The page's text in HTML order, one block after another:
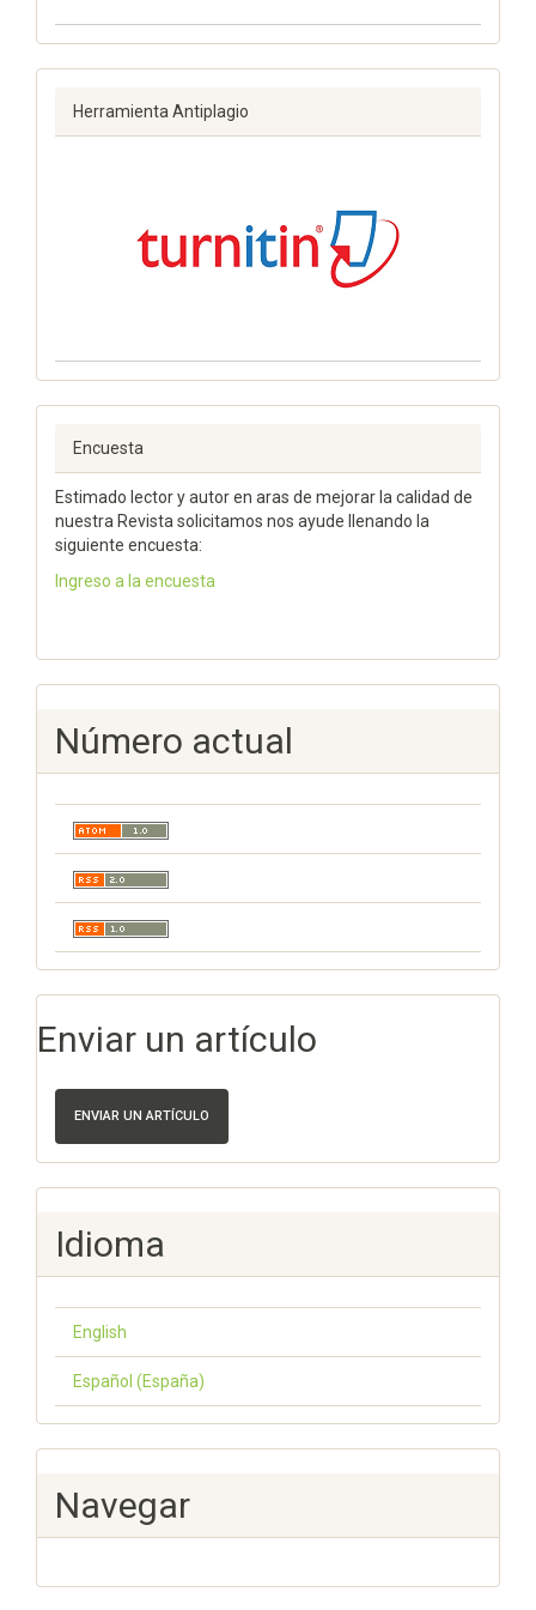
Herramienta Antiplagio
Encuesta
Estimado lector y autor en aras de mejorar la calidad de
nuestra Revista solicitamos nos ayude llenando la
siguiente encuesta:
Ingreso a la encuesta
Número actual
Enviar un artículo
ENVIAR UN ARTÍCULO
Idioma
English
Español (España)
Navegar